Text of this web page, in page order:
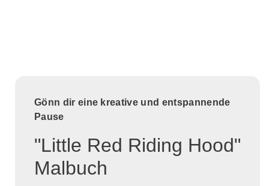
Gönn dir eine kreative und entspannende
Pause
"Little Red Riding Hood"
Malbuch